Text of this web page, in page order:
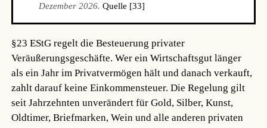
Dezember 2026. Quelle [33]
§23 EStG regelt die Besteuerung privater
Veräußerungsgeschäfte. Wer ein Wirtschaftsgut länger
als ein Jahr im Privatvermögen hält und danach verkauft,
zahlt darauf keine Einkommensteuer. Die Regelung gilt
seit Jahrzehnten unverändert für Gold, Silber, Kunst,
Oldtimer, Briefmarken, Wein und alle anderen privaten